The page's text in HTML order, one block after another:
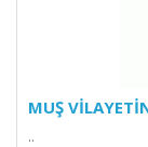
MUŞ
..